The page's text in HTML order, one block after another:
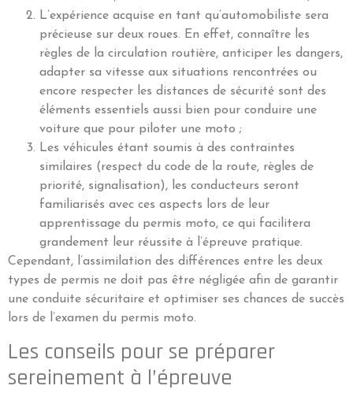
L’expérience acquise en tant qu’automobiliste sera
précieuse sur deux roues. En effet, connaître les
règles de la circulation routière, anticiper les dangers,
adapter sa vitesse aux situations rencontrées ou
encore respecter les distances de sécurité sont des
éléments essentiels aussi bien pour conduire une
voiture que pour piloter une moto ;
Les véhicules étant soumis à des contraintes
similaires (respect du code de la route, règles de
priorité, signalisation), les conducteurs seront
familiarisés avec ces aspects lors de leur
apprentissage du permis moto, ce qui facilitera
grandement leur réussite à l’épreuve pratique.
Cependant, l’assimilation des différences entre les deux
types de permis ne doit pas être négligée afin de garantir
une conduite sécuritaire et optimiser ses chances de succès
lors de l’examen du permis moto.
Les conseils pour se préparer
sereinement à l’épreuve